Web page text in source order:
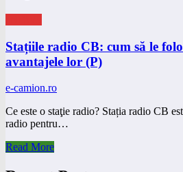
Stațiile radio CB: cum să le
avantajele lor (P)
e-camion.ro
Ce este o staţie radio? Stația radio CB
radio pentru…
Read More